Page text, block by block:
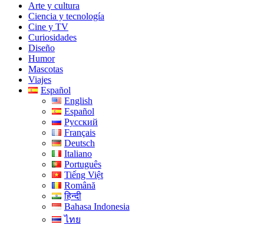
Arte y cultura
Ciencia y tecnología
Cine y TV
Curiosidades
Diseño
Humor
Mascotas
Viajes
Español
English
Español
Русский
Français
Deutsch
Italiano
Português
Tiếng Việt
Română
हिन्दी
Bahasa Indonesia
ไทย